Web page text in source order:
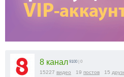
8 канал 9100 | 0
15227 видео 19 постов 15